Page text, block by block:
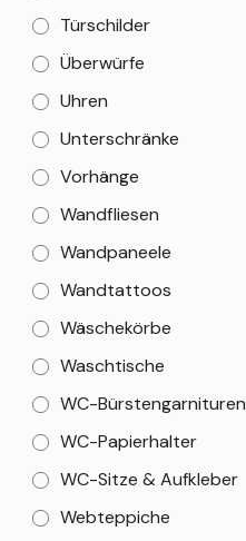
Türschilder
Überwürfe
Uhren
Unterschränke
Vorhänge
Wandfliesen
Wandpaneele
Wandtattoos
Wäschekörbe
Waschtische
WC-Bürstengarnituren
WC-Papierhalter
WC-Sitze & Aufkleber
Webteppiche